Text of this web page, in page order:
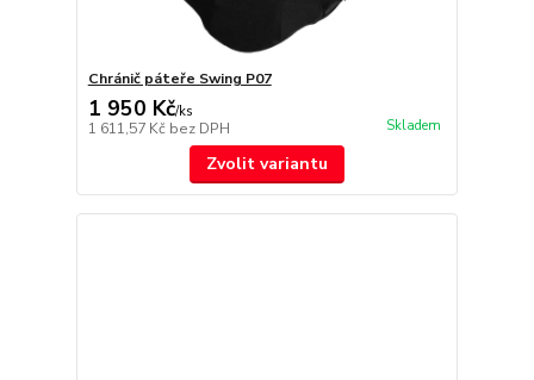
Chránič páteře Swing P07
1 950 Kč/ks
1 611,57 Kč bez DPH Skladem
Zvolit variantu